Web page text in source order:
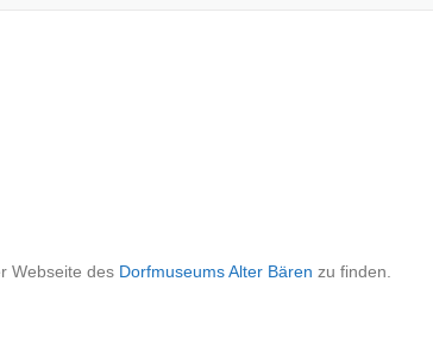
Webseite des Dorfmuseums Alter Bären zu finden.